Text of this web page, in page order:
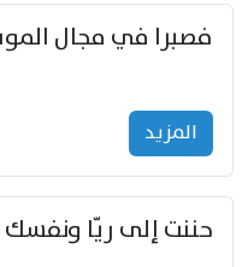
المزید